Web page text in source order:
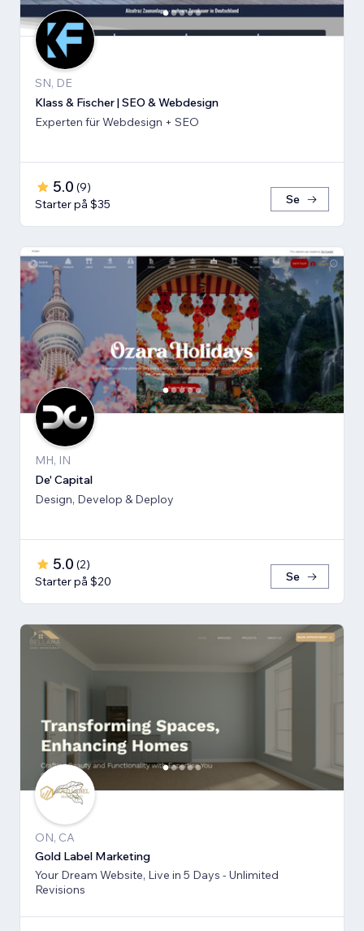
SN, DE
Klass & Fischer | SEO & Webdesign
Experten für Webdesign + SEO
5.0 (9)
Starter på $35
Se
MH, IN
De' Capital
Design, Develop & Deploy
5.0 (2)
Starter på $20
Se
ON, CA
Gold Label Marketing
Your Dream Website, Live in 5 Days - Unlimited
Revisions